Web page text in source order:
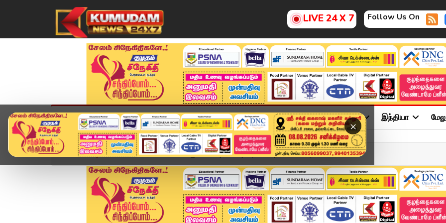
LIVE 24 X 7 Follow Us On
×
முகப்பு விளையாட்டு அண்மை தமிழ்நாடு சினிமா அரசியல் விளையாட்டு இந்தியா
Home வீடியோ ஸ்டோரி JUST NOW : ரூ.25 கோடி மோசடி - தவெக நிர்வாகி கைத...